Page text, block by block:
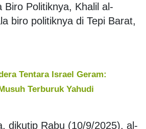
Biro Politiknya, Khalil al-
biro politiknya di Tepi Barat,
Tentara Israel Geram:
Terburuk Yahudi
dikutip Rabu (10/9/2025), al-